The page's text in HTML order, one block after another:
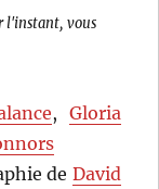
l'instant, vous
, Gloria
de David